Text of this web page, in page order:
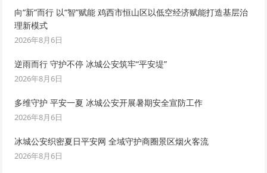
向“新”而行 以“智”赋能 鸡西市恒山区以低空经济赋能打造基层治
理新模式
2026年8月6日
逆雨而行 守护不停 冰城公安筑牢“平安堤”
2026年8月6日
多维守护 平安一夏 冰城公安开展暑期安全宣防工作
2026年8月6日
冰城公安织密夏日平安网 全域守护商圈景区烟火客流
2026年8月6日